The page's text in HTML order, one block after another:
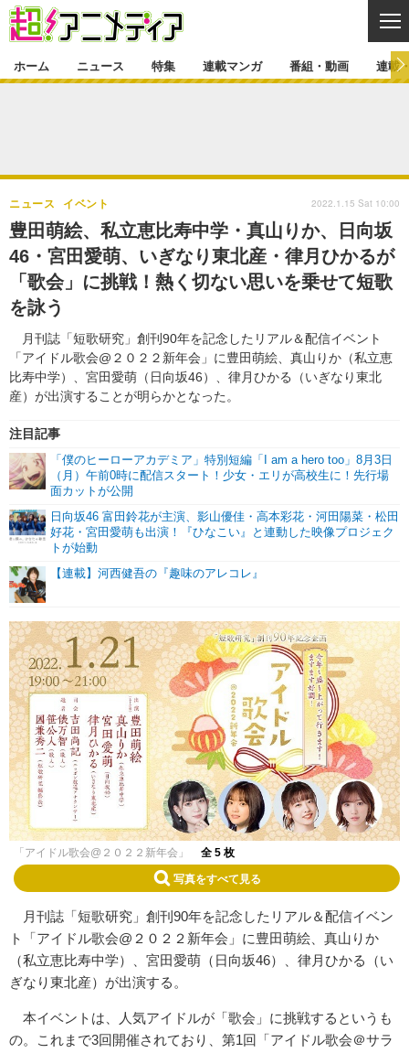
ゲーム・アプリ マンガ
グッズ イベント
声優 コスプレ
特集一覧 カバー
ラキりす
連載マンガ
連載マンガ一覧
番組・動画
番組・動画一覧 ラジオ
動画
連載・ブログ
連載・ブログ一覧 コラム
編集部ブログ・お知らせ
ホーム ニュース 特集 連載マンガ 番組・動画 連載
豊田萌絵、私立恵比寿中学・真山りか、日向坂
46・宮田愛萌、いぎなり東北産・律月ひかるが
「歌会」に挑戦！熱く切ない思いを乗せて短歌
を詠う
月刊誌「短歌研究」創刊90年を記念したリアル＆配信イベント
「アイドル歌会@２０２２新年会」に豊田萌絵、真山りか（私立恵
比寿中学）、宮田愛萌（日向坂46）、律月ひかる（いぎなり東北
産）が出演することが明らかとなった。
ニュース イベント
注目記事
「僕のヒーローアカデミア」特別短編「I am a hero too」8月3日
（月）午前0時に配信スタート！少女・エリが高校生に！先行場
面カットが公開
日向坂46 富田鈴花が主演、影山優佳・高本彩花・河田陽菜・松田
好花・宮田愛萌も出演！『ひなこい』と連動した映像プロジェク
トが始動
【連載】河西健吾の『趣味のアレコレ』
2022.1.15 Sat 10:00
「アイドル歌会@２０２２新年会」 全 5 枚
写真をすべて見る
月刊誌「短歌研究」創刊90年を記念したリアル＆配信イベン
ト「アイドル歌会@２０２２新年会」に豊田萌絵、真山りか
（私立恵比寿中学）、宮田愛萌（日向坂46）、律月ひかる（い
ぎなり東北産）が出演する。
本イベントは、人気アイドルが「歌会」に挑戦するというも
の。これまで3回開催されており、第1回「アイドル歌会＠サラ